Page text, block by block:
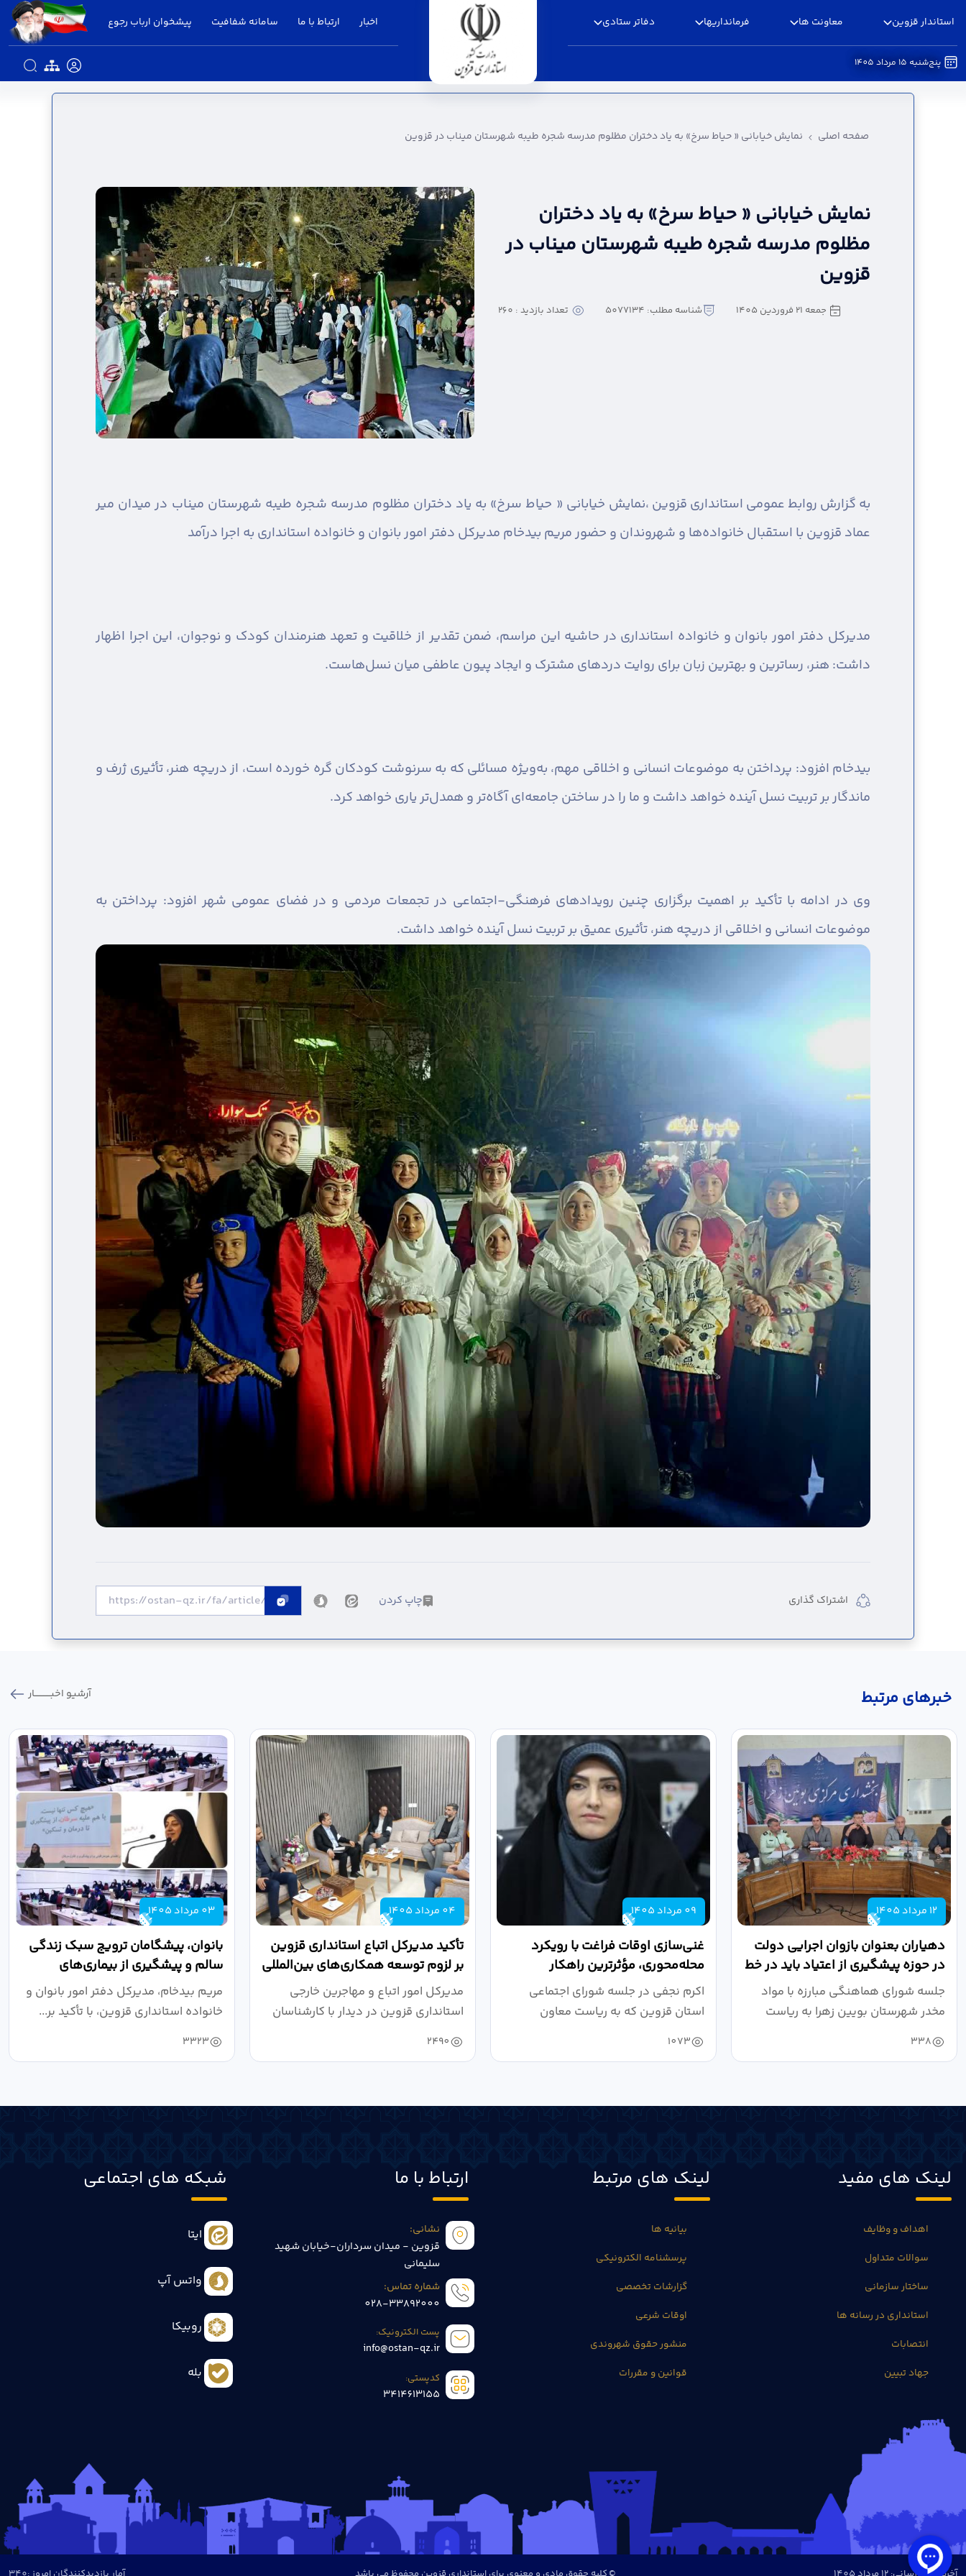
استاندار قزوین معاونت ها فرمانداریها دفاتر ستادی اخبار ارتباط با ما سامانه شفافیت پیشخوان ارباب رجوع
پنج‌شنبه 15 مرداد 1405
نمایش خیابانی « حیاط سرخ» به یاد دختران مظلوم مدرسه شجره طیبه شهرستان میناب در قزوین - استانداری قزوین
صفحه اصلی نمایش خیابانی « حیاط سرخ» به یاد دختران مظلوم مدرسه شجره طیبه شهرستان میناب در قزوین
نمایش خیابانی « حیاط سرخ» به یاد دختران
مظلوم مدرسه شجره طیبه شهرستان میناب در
قزوین
جمعه 21 فروردین 1405 شناسه مطلب: 5077134 تعداد بازدید : 260
به گزارش روابط عمومی استانداری قزوین ،نمایش خیابانی « حیاط سرخ» به یاد دختران مظلوم مدرسه شجره طیبه شهرستان میناب در میدان میر
عماد قزوین با استقبال خانواده‌ها و شهروندان و حضور مریم بیدخام مدیرکل دفتر امور بانوان و خانواده استانداری به اجرا درآمد
مدیرکل دفتر امور بانوان و خانواده استانداری در حاشیه این مراسم، ضمن تقدیر از خلاقیت و تعهد هنرمندان کودک و نوجوان، این اجرا اظهار
داشت: هنر، رساترین و بهترین زبان برای روایت دردهای مشترک و ایجاد پیون عاطفی میان نسل‌هاست.
بیدخام افزود: پرداختن به موضوعات انسانی و اخلاقی مهم، به‌ویژه مسائلی که به سرنوشت کودکان گره خورده است، از دریچه هنر، تأثیری ژرف و
ماندگار بر تربیت نسل آینده خواهد داشت و ما را در ساختن جامعه‌ای آگاه‌تر و همدل‌تر یاری خواهد کرد.
وی در ادامه با تأکید بر اهمیت برگزاری چنین رویدادهای فرهنگی-اجتماعی در تجمعات مردمی و در فضای عمومی شهر افزود: پرداختن به
موضوعات انسانی و اخلاقی از دریچه هنر، تأثیری عمیق بر تربیت نسل آینده خواهد داشت.
اشتراک گذاری چاپ کردن
خبر‌های مرتبط آرشیو اخبـــــــــــار
12 مرداد 1405
دهیاران بعنوان بازوان اجرایی دولت
در حوزه پیشگیری از اعتیاد باید در خط
مقدم...
جلسه شورای هماهنگی مبارزه با مواد
مخدر شهرستان بویین زهرا به ریاست
صالحی...
338
09 مرداد 1405
غنی‌سازی اوقات فراغت با رویکرد
محله‌محوری، مؤثرترین راهکار
پیشگیری از...
اکرم نجفی در جلسه شورای اجتماعی
استان قزوین که به ریاست معاون
سیاسی، امنیتی و...
1073
04 مرداد 1405
تأکید مدیرکل اتباع استانداری قزوین
بر لزوم توسعه همکاری‌های بین‌المللی
در...
مدیرکل امور اتباع و مهاجرین خارجی
استانداری قزوین در دیدار با کارشناسان
ارشد...
2490
03 مرداد 1405
بانوان، پیشگامان ترویج سبک زندگی
سالم و پیشگیری از بیماری‌های
غیرواگیر هستند
مریم بیدخام، مدیرکل دفتر امور بانوان و
خانواده استانداری قزوین، با تأکید بر...
3323
لینک های مفید
اهداف و وظایف
سوالات متداول
ساختار سازمانی
استانداری در رسانه ها
انتصابات
جهاد تبیین
لینک های مرتبط
بیانیه ها
پرسشنامه الکترونیکی
گزارشات تخصصی
اوقات شرعی
منشور حقوق شهروندی
قوانین و مقررات
ارتباط با ما
نشانی:
قزوین - میدان سرداران-خیابان شهید
سلیمانی
شماره تماس:
028-33892000
پست الکترونیک:
info@ostan-qz.ir
کدپستی:
3414613155
شبکه های اجتماعی
ایتا
واتس آپ
روبیکا
بله